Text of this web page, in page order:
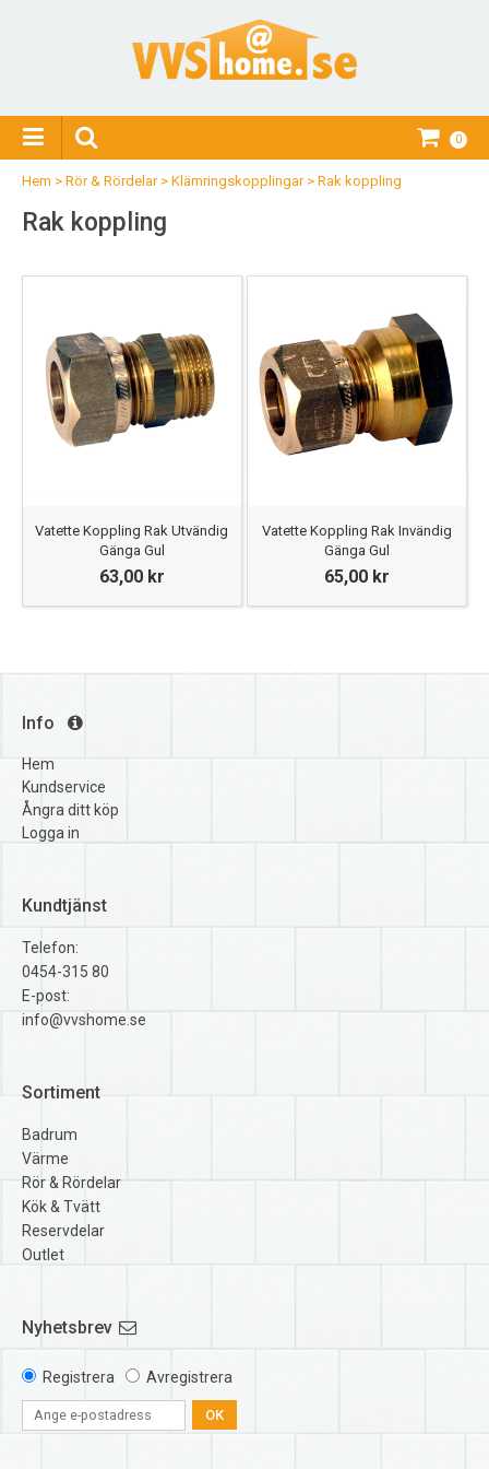
0
Hem > Rör & Rördelar> Klämringskopplingar> Rak koppling
Rak koppling
Vatette Koppling Rak Utvändig
Gänga Gul
63,00 kr
Vatette Koppling Rak Invändig
Gänga Gul
65,00 kr
Info
Hem
Kundservice
Ångra ditt köp
Logga in
Kundtjänst
Telefon:
0454-315 80
E-post:
info@vvshome.se
Sortiment
Badrum
Värme
Rör & Rördelar
Kök & Tvätt
Reservdelar
Outlet
Nyhetsbrev
Registrera Avregistrera
OK